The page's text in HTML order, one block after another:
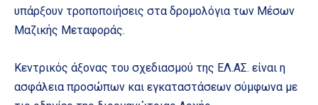
υπάρξουν τροποποιήσεις στα δρομολόγια των Μέσων
Μαζικής Μεταφοράς.
Κεντρικός άξονας του σχεδιασμού της ΕΛ.ΑΣ. είναι η
ασφάλεια προσώπων και εγκαταστάσεων σύμφωνα με